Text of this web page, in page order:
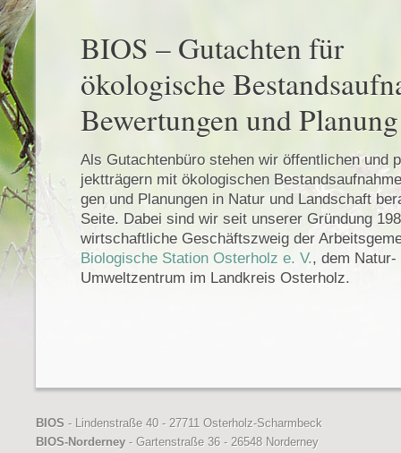
BIOS – Gutachten für
ökologische
Bewertungen und Planung
Als Gutachtenbüro stehen wir öffentlichen und
jektträgern mit ökologischen
gen und Planungen in Natur und Landschaft
Seite. Dabei sind wir seit unserer Gründung
wirtschaftliche Geschäftszweig der
Biologische Station Osterholz e. V., dem Natur-
Umweltzentrum im Landkreis Osterholz.
BIOS - Lindenstraße 40 - 27711 Osterholz-Scharmbeck
BIOS-Norderney- Gartenstraße 36 - 26548 Norderney